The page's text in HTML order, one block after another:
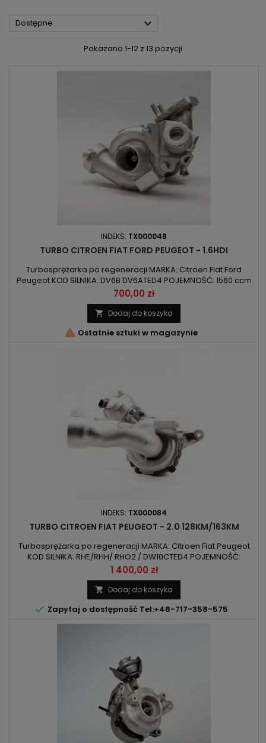
Dostępne 
Pokazano 1-12 z 13 pozycji
INDEKS: TX000048
TURBO CITROEN FIAT FORD PEUGEOT - 1.6HDI
Turbosprężarka po regeneracji MARKA: Citroen Fiat Ford
Peugeot KOD SILNIKA: DV6B DV6ATED4 POJEMNOŚĆ: 1560 ccm
1.6HDI/Multijet/TDCI MOC: 55kW/75KM / 66kW/90KM ROK
PRODUKCJI: Od 2004r
Cena
700,00 zł
 Dodaj do koszyka
 Ostatnie sztuki w magazynie
INDEKS: TX000084
TURBO CITROEN FIAT PEUGEOT - 2.0 128KM/163KM
Turbosprężarka po regeneracji MARKA: Citroen Fiat Peugeot
KOD SILNIKA: RHE/RHH/ RHO2 / DW10CTED4 POJEMNOŚĆ:
1997ccm 2.0HDI , 2.0Multiejt MOC: 94kW/128KM 120kW/163KM
ROK PRODUKCJI: Od 2006r UWAGA: Turbo chłodzone cieczą
Cena
1 400,00 zł
 Dodaj do koszyka
 Zapytaj o dostępność Tel:+48-717-358-575